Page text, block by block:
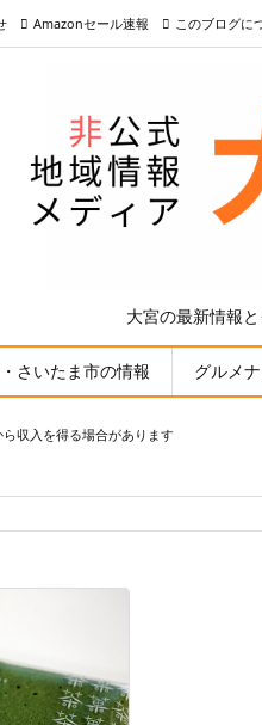
大宮の最新情報
さいたま市の情報 グルメ
Amazonセール速報 このブログに
ら収入を得る場合があります